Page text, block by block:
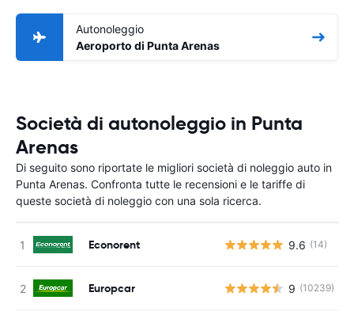
Autonoleggio
Aeroporto di Punta Arenas
Società di autonoleggio in Punta
Arenas
Di seguito sono riportate le migliori società di noleggio auto in
Punta Arenas. Confronta tutte le recensioni e le tariffe di
queste società di noleggio con una sola ricerca.
Econorent 9.6 (14)
Europcar 9 (10239)